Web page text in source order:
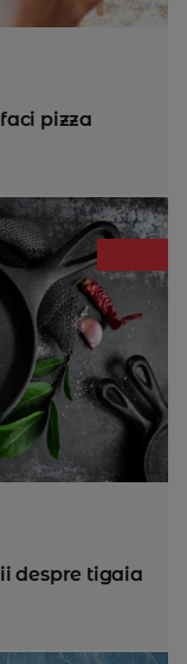
pizza
despre tigaia